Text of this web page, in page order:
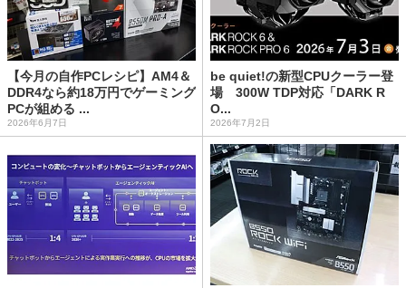
【今月の自作PCレシピ】AM4＆
DDR4なら約18万円でゲーミング
PCが組める ...
2026年6月7日
be quiet!の新型CPUクーラー登
場 300W TDP対応「DARK R
O...
2026年7月2日